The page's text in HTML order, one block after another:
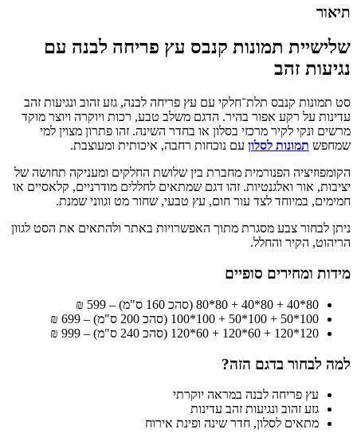
תיאור
שלישיית תמונות קנבס עץ פריחה לבנה עם
נגיעות זהב
סט תמונות קנבס תלת־חלקי עם עץ פריחה לבנה, גזע זהוב ונגיעות זהב
עדינות על רקע אפור בהיר. הדגם משלב טבע, רכות ויוקרה ויוצר מוקד
מרשים ונקי לקיר מרכזי בסלון או בחדר השינה. זהו פתרון מצוין למי
שמחפש תמונות לסלון עם נוכחות רחבה, איכותית ומעוצבת.
הקומפוזיציה הפנורמית מחברת בין שלושת החלקים ומעניקה תחושה של
יציבות, אור ואלגנטיות. זהו דגם שמתאים לחללים מודרניים, קלאסיים או
חמימים, במיוחד לצד עור חום, עץ טבעי, שחור מט וגווני שמנת.
ניתן לבחור צבע מסגרת מתוך האפשרויות באתר ולהתאים את הסט לגוון
הריהוט, הקיר והחלל.
מידות ומחירים סופיים
80*40 + 80*40 + 80*80 (סהכ 160 ס"מ) – 599 ₪
100*50 + 100*50 + 100*100 (סהכ 200 ס"מ) – 699 ₪
120*120 + 60*120 + 60*120 (סהכ 240 ס"מ) – 999 ₪
למה לבחור בדגם הזה?
עץ פריחה לבנה במראה יוקרתי
גזע זהוב ונגיעות זהב עדינות
מתאים לסלון, חדר שינה ופינת אירוח